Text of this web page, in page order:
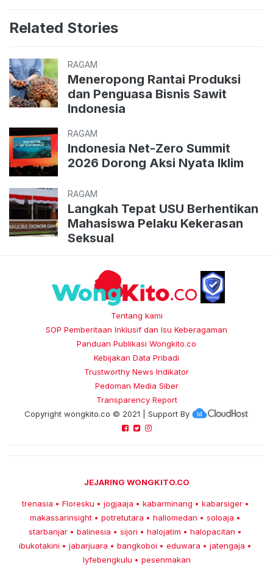
Related Stories
RAGAM
Meneropong Rantai Produksi
dan Penguasa Bisnis Sawit
Indonesia
RAGAM
Indonesia Net-Zero Summit
2026 Dorong Aksi Nyata Iklim
RAGAM
Langkah Tepat USU Berhentikan
Mahasiswa Pelaku Kekerasan
Seksual
Tentang kami
SOP Pemberitaan Inklusif dan Isu Keberagaman
Panduan Publikasi Wongkito.co
Kebijakan Data Pribadi
Trustworthy News Indikator
Pedoman Media Siber
Transparency Report
Copyright wongkito.co © 2021 | Support By
JEJARING WONGKITO.CO
trenasia • Floresku • jogjaaja • kabarminang • kabarsiger •
makassarinsight • potretutara • hallomedan • soloaja •
starbanjar • balinesia • sijori • halojatim • halopacitan •
ibukotakini • jabarjuara • bangkoboi • eduwara • jatengaja •
lyfebengkulu • pesenmakan